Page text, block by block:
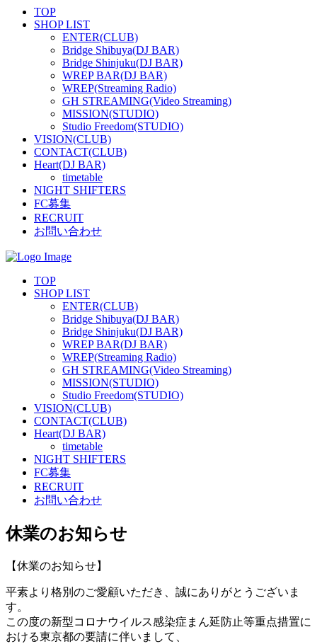
TOP
SHOP LIST
ENTER(CLUB)
Bridge Shibuya(DJ BAR)
Bridge Shinjuku(DJ BAR)
WREP BAR(DJ BAR)
WREP(Streaming Radio)
GH STREAMING(Video Streaming)
MISSION(STUDIO)
Studio Freedom(STUDIO)
VISION(CLUB)
CONTACT(CLUB)
Heart(DJ BAR)
timetable
NIGHT SHIFTERS
FC募集
RECRUIT
お問い合わせ
TOP
SHOP LIST
ENTER(CLUB)
Bridge Shibuya(DJ BAR)
Bridge Shinjuku(DJ BAR)
WREP BAR(DJ BAR)
WREP(Streaming Radio)
GH STREAMING(Video Streaming)
MISSION(STUDIO)
Studio Freedom(STUDIO)
VISION(CLUB)
CONTACT(CLUB)
Heart(DJ BAR)
timetable
NIGHT SHIFTERS
FC募集
RECRUIT
お問い合わせ
休業のお知らせ
【休業のお知らせ】
平素より格別のご愛顧いただき、誠にありがとうございま
す。
この度の新型コロナウイルス感染症まん延防止等重点措置に
おける東京都の要請に伴いまして、